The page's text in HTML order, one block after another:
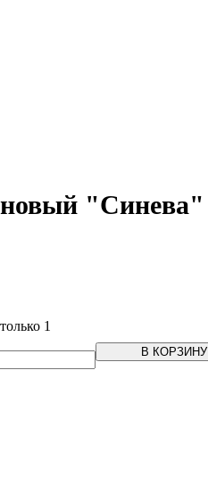
"Синева"
1
В КОРЗИНУ